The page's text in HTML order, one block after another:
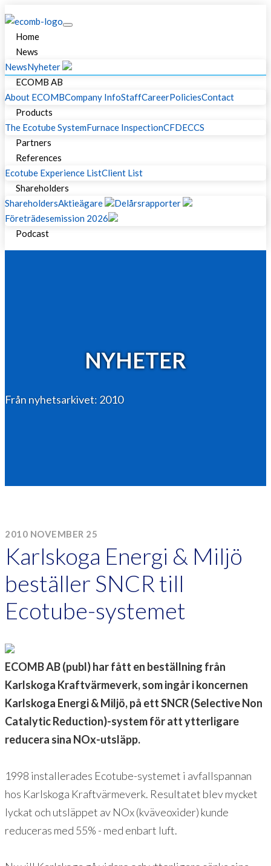
Home
News
NewsNyheter
ECOMB AB
About ECOMBCompany InfoStaffCareerPoliciesContact
Products
The Ecotube SystemFurnace InspectionCFDECCS
Partners
References
Ecotube Experience ListClient List
Shareholders
ShareholdersAktieägare
Delårsrapporter
Företrädesemission 2026
Podcast
NYHETER
Från nyhetsarkivet: 2010
2010 NOVEMBER 25
Karlskoga Energi & Miljö
beställer SNCR till
Ecotube-systemet
ECOMB AB (publ) har fått en beställning från
Karlskoga Kraftvärmeverk, som ingår i koncernen
Karlskoga Energi & Miljö, på ett SNCR (Selective Non
Catalytic Reduction)-system för att ytterligare
reducera sina NOx-utsläpp.
1998 installerades Ecotube-systemet i avfallspannan
hos Karlskoga Kraftvärmeverk. Resultatet blev mycket
lyckat och utsläppet av NOx (kväveoxider) kunde
reduceras med 55% - med enbart luft.